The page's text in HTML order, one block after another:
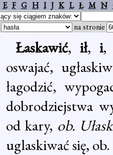
E F G H I J K L Ł M N
na stronie
Łaskawić, ił, i
oswajać,
łagodzić,
dobrodziejstwa
od kary, ob.
uglaskiwać się,